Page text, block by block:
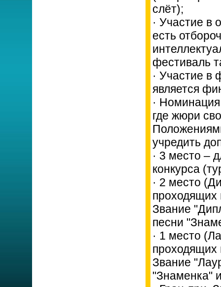
слёт);
· Участие в
есть
фестиваль
· Участие в
является
·
где жюри
учредить
· 3 место –
конкурса
· 2 место
проходящих
Звание
песни
· 1 место
проходящих
Звание
"Знаменка"